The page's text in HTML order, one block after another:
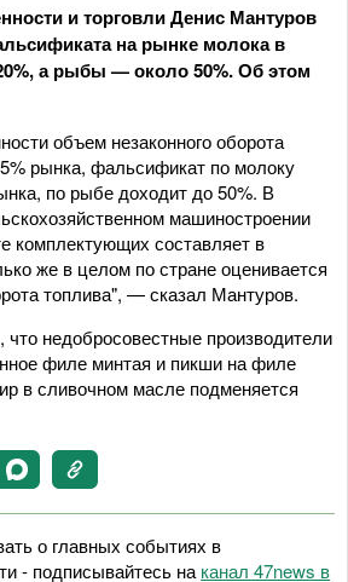
и торговли Денис Мантуров
на рынке молока в
а рыбы — около 50%. Об этом
объем незаконного оборота
рынка, фальсификат по молоку
по рыбе доходит до 50%. В
машиностроении
комплектующих составляет в
же в целом по стране оценивается
топлива", — сказал Мантуров.
недобросовестные производители
филе минтая и пикши на филе
в сливочном масле подменяется
о главных событиях в
- подписывайтесь на канал 47news в